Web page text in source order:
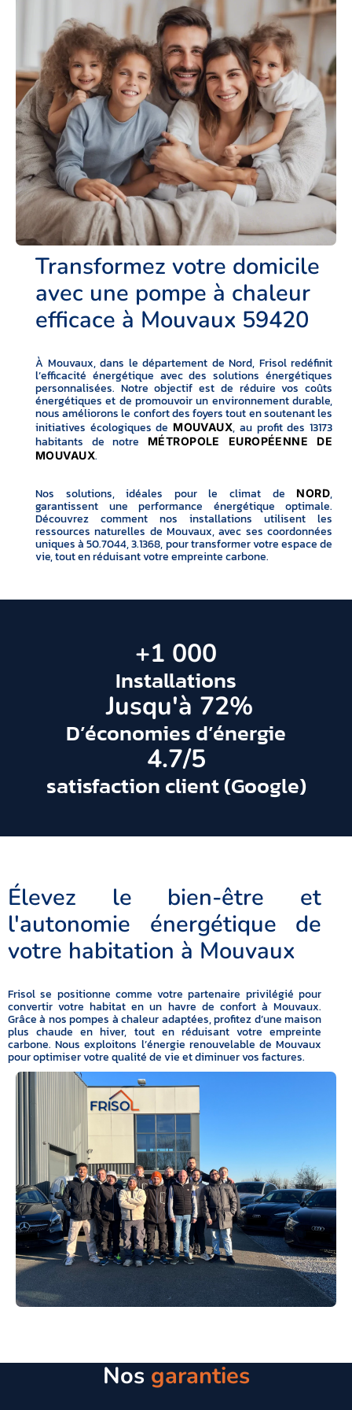
Transformez votre domicile
avec une pompe à chaleur
efficace à Mouvaux 59420
À Mouvaux, dans le département de Nord, Frisol redéfinit
l’efficacité énergétique avec des solutions énergétiques
personnalisées. Notre objectif est de réduire vos coûts
énergétiques et de promouvoir un environnement durable,
nous améliorons le confort des foyers tout en soutenant les
initiatives écologiques de MOUVAUX, au profit des 13173
habitants de notre
MÉTROPOLE EUROPÉENNE DE
MOUVAUX.
Nos solutions, idéales pour le climat de NORD,
garantissent une performance énergétique optimale.
Découvrez comment nos installations utilisent les
ressources naturelles de Mouvaux, avec ses coordonnées
uniques à 50.7044, 3.1368, pour transformer votre espace de
vie, tout en réduisant votre empreinte carbone.
Installations
+1 000
D’économies d’énergie
Jusqu'à 72%
satisfaction client (Google)
4.7/5
Élevez le bien-être et
l'autonomie énergétique de
votre habitation à Mouvaux
Frisol se positionne comme votre partenaire privilégié pour
convertir votre habitat en un havre de confort à Mouvaux.
Grâce à nos pompes à chaleur adaptées, profitez d’une maison
plus chaude en hiver, tout en réduisant votre empreinte
carbone. Nous exploitons l’énergie renouvelable de Mouvaux
pour optimiser votre qualité de vie et diminuer vos factures.
Nos garanties